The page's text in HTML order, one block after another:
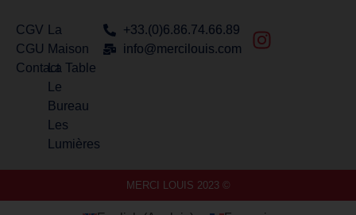
CGV
CGU
Contact
La
Maison
La Table
Le
Bureau
Les
Lumières
+33.(0)6.86.74.66.89
info@mercilouis.com​
MERCI LOUIS 2023 ©